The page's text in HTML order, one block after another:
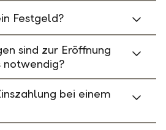
Festgeld?
sind zur Eröffnung
notwendig?
bei einem